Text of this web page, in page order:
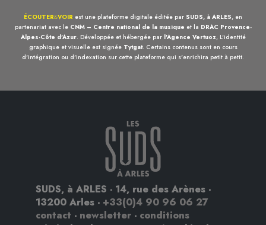
ÉCOUTER&VOIR est une plateforme digitale éditée par SUDS, à ARLES, en
partenariat avec le CNM – Centre national de la musique et la DRAC Provence-
Alpes-Côte d'Azur. Développée et hébergée par l'Agence Vertuoz, L'identité
graphique et visuelle est signée Tytgat. Certains contenus sont en cours
d'intégration ou d'indexation sur cette plateforme qui s'enrichira petit à petit.
SUDS, à ARLES - 14, rue des Arènes -
13200 Arles - +33(0)4 90 96 06 27
contact - newsletter - conditions